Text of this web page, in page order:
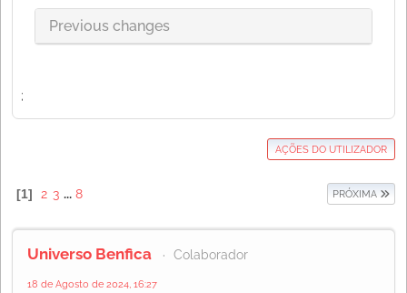
Previous changes
;
AÇÕES DO UTILIZADOR
1 2 3 ... 8 PRÓXIMA
Universo Benfica Colaborador
18 de Agosto de 2024, 16:27